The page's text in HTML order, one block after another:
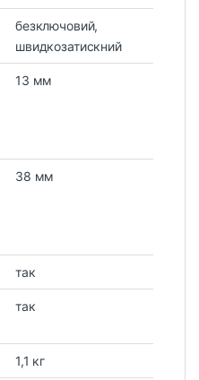
безключовий,
швидкозатискний
13 мм
38 мм
так
так
1,1 кг